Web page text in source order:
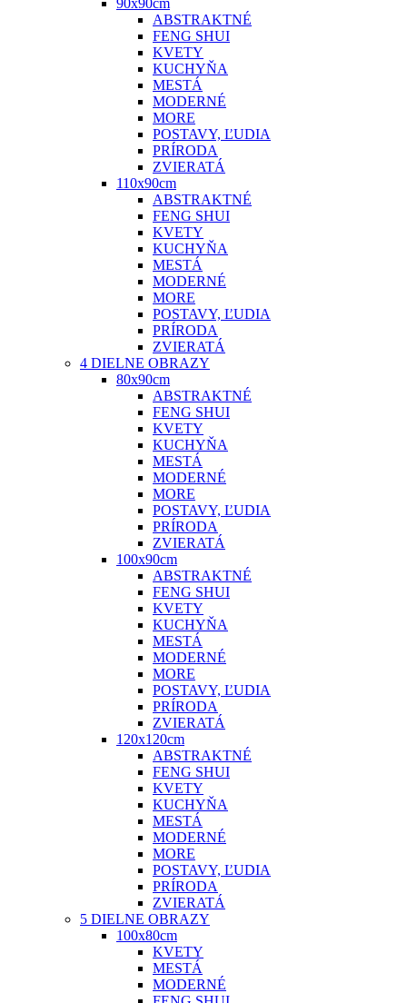
90x90cm
ABSTRAKTNÉ
FENG SHUI
KVETY
KUCHYŇA
MESTÁ
MODERNÉ
MORE
POSTAVY, ĽUDIA
PRÍRODA
ZVIERATÁ
110x90cm
ABSTRAKTNÉ
FENG SHUI
KVETY
KUCHYŇA
MESTÁ
MODERNÉ
MORE
POSTAVY, ĽUDIA
PRÍRODA
ZVIERATÁ
4 DIELNE OBRAZY
80x90cm
ABSTRAKTNÉ
FENG SHUI
KVETY
KUCHYŇA
MESTÁ
MODERNÉ
MORE
POSTAVY, ĽUDIA
PRÍRODA
ZVIERATÁ
100x90cm
ABSTRAKTNÉ
FENG SHUI
KVETY
KUCHYŇA
MESTÁ
MODERNÉ
MORE
POSTAVY, ĽUDIA
PRÍRODA
ZVIERATÁ
120x120cm
ABSTRAKTNÉ
FENG SHUI
KVETY
KUCHYŇA
MESTÁ
MODERNÉ
MORE
POSTAVY, ĽUDIA
PRÍRODA
ZVIERATÁ
5 DIELNE OBRAZY
100x80cm
KVETY
MESTÁ
MODERNÉ